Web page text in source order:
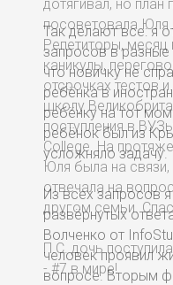
Так делают все: я
запросов в разные
что новичку не
ребёнка в
ребёнку на тот
ребёнок был из
усложняло задачу.
Из всех запросов
развёрнутых
Волченко от
человек проявил
вопросе. Вторым